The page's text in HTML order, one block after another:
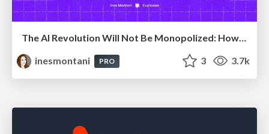
The AI Revolution Will Not Be Monopolized: How open-source beats economies of scale, even for LLMs
inesmontani
PRO 3 3.7k